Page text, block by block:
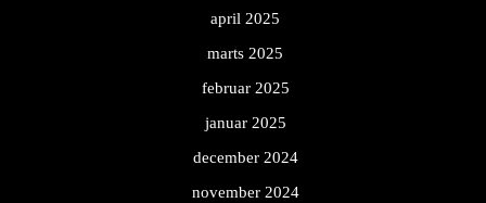
april 2025
marts 2025
februar 2025
januar 2025
december 2024
november 2024